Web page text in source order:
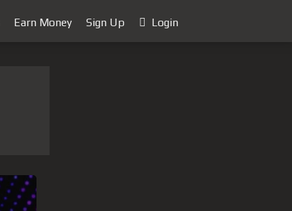
Earn Money Sign Up Login